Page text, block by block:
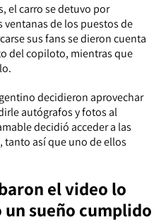
el carro se detuvo por
de los puestos de
sus fans se dieron cuenta
del copiloto, mientras que
decidieron aprovechar
autógrafos y fotos al
decidió acceder a las
tanto así que uno de ellos
el video lo
sueño cumplido